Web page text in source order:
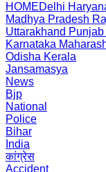
HOMEDelhi
Madhya Pradesh
Uttarakhand Punjab
Karnataka
Odisha Kerala
Jansamasya
News
Bjp
National
Police
Bihar
India
कांग्रेस
Accident